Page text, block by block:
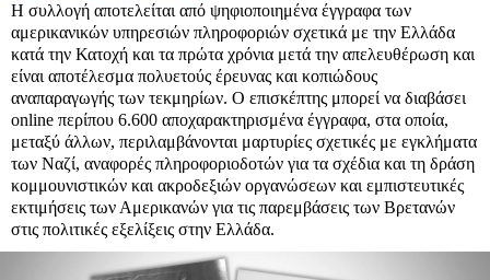
Η συλλογή αποτελείται από ψηφιοποιημένα έγγραφα των
αμερικανικών υπηρεσιών πληροφοριών σχετικά με την Ελλάδα
κατά την Κατοχή και τα πρώτα χρόνια μετά την απελευθέρωση και
είναι αποτέλεσμα πολυετούς έρευνας και κοπιώδους
αναπαραγωγής των τεκμηρίων. Ο επισκέπτης μπορεί να διαβάσει
online περίπου 6.600 αποχαρακτηρισμένα έγγραφα, στα οποία,
μεταξύ άλλων, περιλαμβάνονται μαρτυρίες σχετικές με εγκλήματα
των Ναζί, αναφορές πληροφοριοδοτών για τα σχέδια και τη δράση
κομμουνιστικών και ακροδεξιών οργανώσεων και εμπιστευτικές
εκτιμήσεις των Αμερικανών για τις παρεμβάσεις των Βρετανών
στις πολιτικές εξελίξεις στην Ελλάδα.